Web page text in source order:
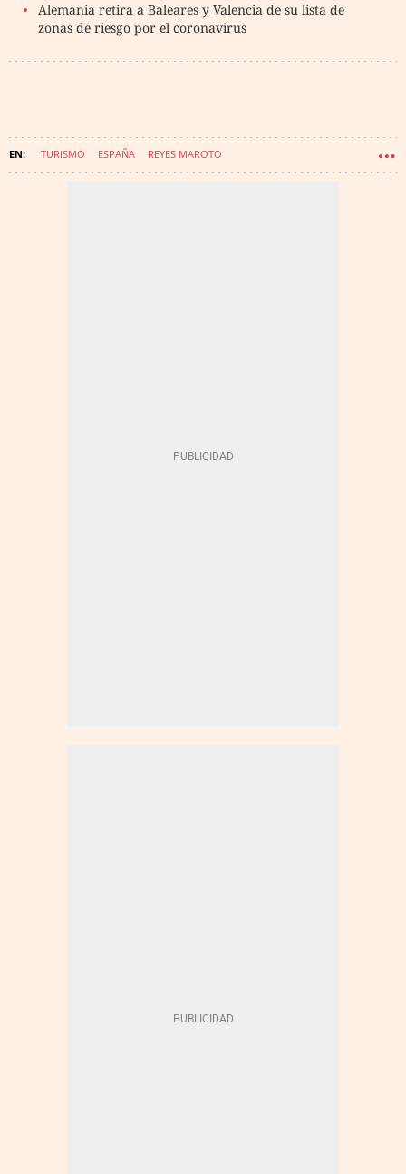
Alemania retira a Baleares y Valencia de su lista de
zonas de riesgo por el coronavirus
TURISMO ESPAÑA REYES MAROTO